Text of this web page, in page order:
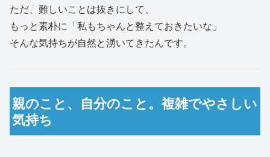
ただ、難しいことは抜きにして、
もっと素朴に「私もちゃんと整えておきたいな」
そんな気持ちが自然と湧いてきたんです。
親のこと、自分のこと。複雑でやさしい
気持ち